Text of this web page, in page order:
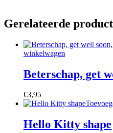
Gerelateerde
winkelwagen
Beterschap, get
€3,95
Hello Kitty shape